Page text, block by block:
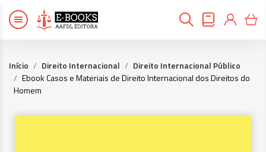
Início Direito Internacional
Direito Internacional Público
Ebook Casos e Materiais de Direito Internacional dos Direitos do
Homem